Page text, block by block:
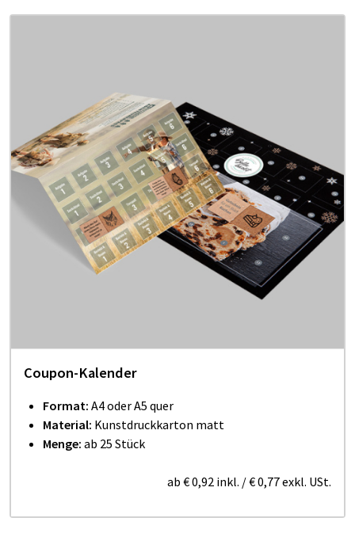
Coupon-Kalender
Format: A4 oder A5 quer
Material: Kunstdruckkarton matt
Menge: ab 25 Stück
ab € 0,92 inkl. /€ 0,77exkl. USt.